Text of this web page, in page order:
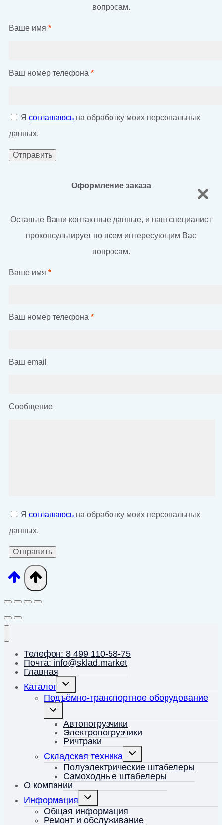
вопросам.
Ваше имя *
Ваш номер телефона *
Я соглашаюсь на обработку моих персональных
данных.
Оформление заказа
Оставьте Ваши контактные данные, и наш специалист
проконсультирует по всем интересующим Вас
вопросам.
Ваше имя *
Ваш номер телефона *
Ваш email
Сообщение
Я соглашаюсь на обработку моих персональных
данных.
Телефон: 8 499 110-58-75
Почта: info@sklad.market
Главная
Каталог
Переключить
меню
Подъёмно-транспортное оборудование
Переключить
меню Автопогрузчики
Электропогрузчики
Ричтраки
Складская техника
Переключить
меню
Полуэлектрические штабелеры
Самоходные штабелеры
О компании
Информация
Переключить
меню
Общая информация
Ремонт и обслуживание